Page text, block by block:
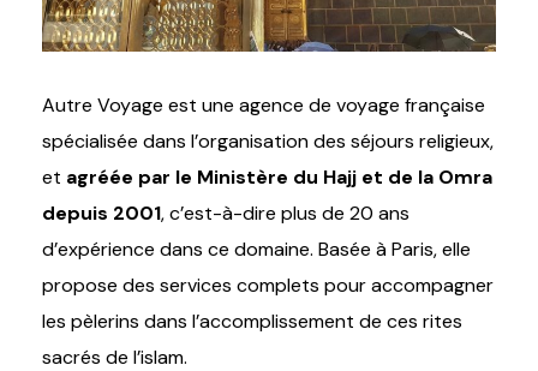
Autre Voyage est une agence de voyage française
spécialisée dans l’organisation des séjours religieux,
et agréée par le Ministère du Hajj et de la Omra
depuis 2001, c’est-à-dire plus de 20 ans
d’expérience dans ce domaine. Basée à Paris, elle
propose des services complets pour accompagner
les pèlerins dans l’accomplissement de ces rites
sacrés de l’islam.